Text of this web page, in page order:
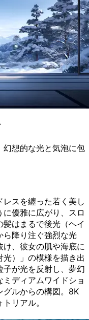
幻想的な光と気泡に包
スを纏った若く美し
優雅に広がり、スロ
はまるで後光（ヘイ
ら降り注ぐ強烈な光
け、彼女の肌や海底に
）」の模様を描き出
子が光を反射し、夢幻
ディアムワイドショ
グルからの構図。8K
リアル。